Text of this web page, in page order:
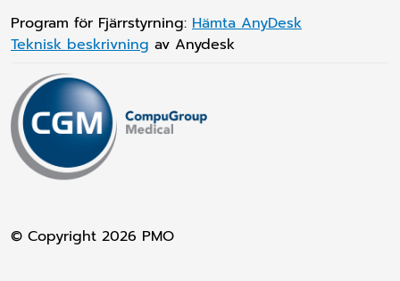
Program för Fjärrstyrning: Hämta AnyDesk
Teknisk beskrivning av Anydesk
© Copyright 2026 PMO